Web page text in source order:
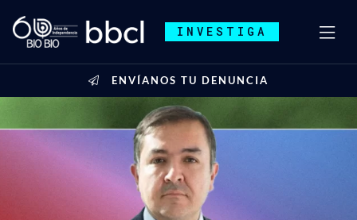
INVESTIGA
ENVÍANOS TU DENUNCIA